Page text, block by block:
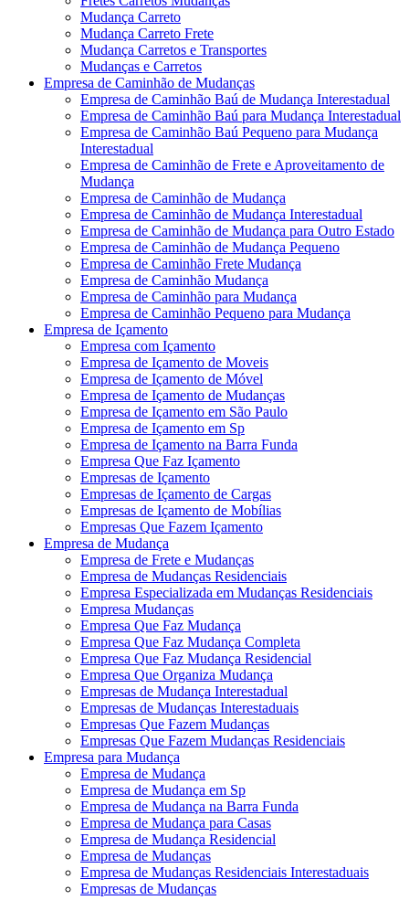
Mudança Carreto
Mudança Carreto Frete
Mudança Carretos e Transportes
Mudanças e Carretos
Empresa de Caminhão de Mudanças
Empresa de Caminhão Baú de Mudança Interestadual
Empresa de Caminhão Baú para Mudança Interestadual
Empresa de Caminhão Baú Pequeno para Mudança
Interestadual
Empresa de Caminhão de Frete e Aproveitamento de
Mudança
Empresa de Caminhão de Mudança
Empresa de Caminhão de Mudança Interestadual
Empresa de Caminhão de Mudança para Outro Estado
Empresa de Caminhão de Mudança Pequeno
Empresa de Caminhão Frete Mudança
Empresa de Caminhão Mudança
Empresa de Caminhão para Mudança
Empresa de Caminhão Pequeno para Mudança
Empresa de Içamento
Empresa com Içamento
Empresa de Içamento de Moveis
Empresa de Içamento de Móvel
Empresa de Içamento de Mudanças
Empresa de Içamento em São Paulo
Empresa de Içamento em Sp
Empresa de Içamento na Barra Funda
Empresa Que Faz Içamento
Empresas de Içamento
Empresas de Içamento de Cargas
Empresas de Içamento de Mobílias
Empresas Que Fazem Içamento
Empresa de Mudança
Empresa de Frete e Mudanças
Empresa de Mudanças Residenciais
Empresa Especializada em Mudanças Residenciais
Empresa Mudanças
Empresa Que Faz Mudança
Empresa Que Faz Mudança Completa
Empresa Que Faz Mudança Residencial
Empresa Que Organiza Mudança
Empresas de Mudança Interestadual
Empresas de Mudanças Interestaduais
Empresas Que Fazem Mudanças
Empresas Que Fazem Mudanças Residenciais
Empresa para Mudança
Empresa de Mudança
Empresa de Mudança em Sp
Empresa de Mudança na Barra Funda
Empresa de Mudança para Casas
Empresa de Mudança Residencial
Empresa de Mudanças
Empresa de Mudanças Residenciais Interestaduais
Empresas de Mudanças